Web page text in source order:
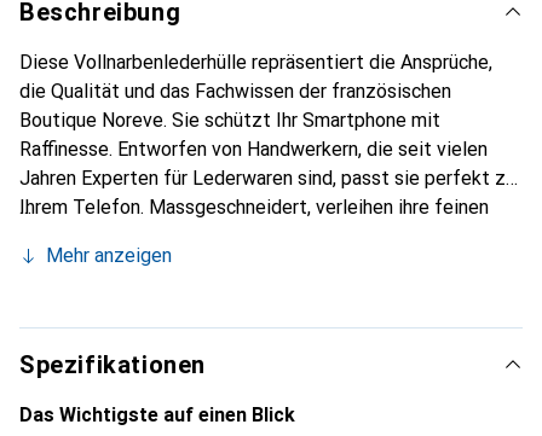
Beschreibung
Diese Vollnarbenlederhülle repräsentiert die Ansprüche,
die Qualität und das Fachwissen der französischen
Boutique Noreve. Sie schützt Ihr Smartphone mit
Raffinesse. Entworfen von Handwerkern, die seit vielen
Jahren Experten für Lederwaren sind, passt sie perfekt zu
Ihrem Telefon. Massgeschneidert, verleihen ihre feinen
und integralen Accessoire Ihres Smartphones. International
Noreve eine sichere Wahl für eine anspruchsvolle Klientel.
Mehr anzeigen
Spezifikationen
Das Wichtigste auf einen Blick